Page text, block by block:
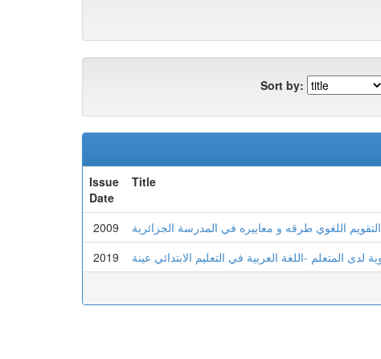
Sort by:
Issue
Date
Title
2009 التقويم اللغوي طرقه و معاييره في المدرسة الجزائرية
2019